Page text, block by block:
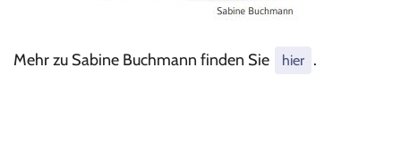
Mehr zu Sabine Buchmann finden Sie hier .